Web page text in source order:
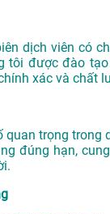
dịch viên có
tôi được đào
xác và chất
trọng trong
đúng hạn,